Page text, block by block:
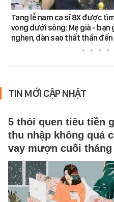
Tang lễ nam ca sĩ 8X được
vong dưới sông: Mẹ già - bạn
nghẹn, dàn sao thất thần
TIN MỚI CẬP NHẬT
5 thói quen tiêu tiền
thu nhập không quá
vay mượn cuối tháng